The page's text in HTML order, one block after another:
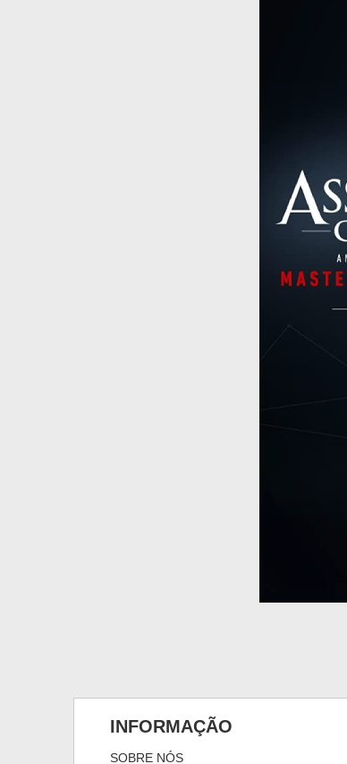
INFORMAÇÃO
SOBRE NÓS